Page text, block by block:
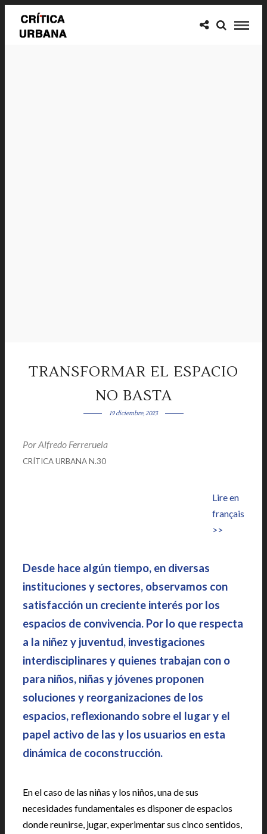
TRANSFORMAR EL ESPACIO
NO BASTA
19 diciembre, 2023
PorAlfredo Ferreruela
CRÍTICA URBANA N.30
Lire en
français
>>
Desde hace algún tiempo, en diversas
instituciones y sectores, observamos con
satisfacción un creciente interés por los
espacios de convivencia. Por lo que respecta
a la niñez y juventud, investigaciones
interdisciplinares y quienes trabajan con o
para niños, niñas y jóvenes proponen
soluciones y reorganizaciones de los
espacios, reflexionando sobre el lugar y el
papel activo de las y los usuarios en esta
dinámica de coconstrucción.
En el caso de las niñas y los niños, una de sus
necesidades fundamentales es disponer de espacios
donde reunirse, jugar, experimentar sus cinco sentidos,